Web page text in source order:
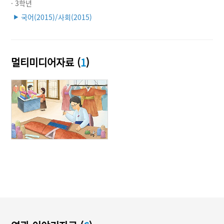
· 3학년
▶ 국어(2015)/사회(2015)
멀티미디어자료 (1)